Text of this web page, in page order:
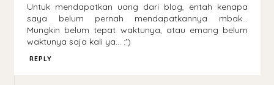
Untuk mendapatkan uang dari blog, entah kenapa
saya belum pernah mendapatkannya mbak...
Mungkin belum tepat waktunya, atau emang belum
waktunya saja kali ya... :')
REPLY